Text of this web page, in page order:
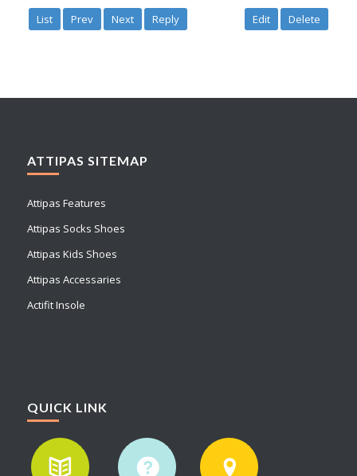
List Prev Next Reply Edit Delete
ATTIPAS SITEMAP
Attipas Features
Attipas Socks Shoes
Attipas Kids Shoes
Attipas Accessaries
Actifit Insole
QUICK LINK